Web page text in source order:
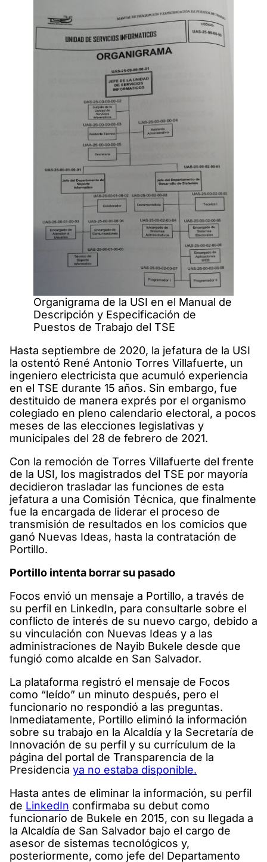
Organigrama de la USI en el Manual de
Descripción y Especificación de
Puestos de Trabajo del TSE
Hasta septiembre de 2020, la jefatura de la USI
la ostentó René Antonio Torres Villafuerte, un
ingeniero electricista que acumuló experiencia
en el TSE durante 15 años. Sin embargo, fue
destituido de manera exprés por el organismo
colegiado en pleno calendario electoral, a pocos
meses de las elecciones legislativas y
municipales del 28 de febrero de 2021.
Con la remoción de Torres Villafuerte del frente
de la USI, los magistrados del TSE por mayoría
decidieron trasladar las funciones de esta
jefatura a una Comisión Técnica, que finalmente
fue la encargada de liderar el proceso de
transmisión de resultados en los comicios que
ganó Nuevas Ideas, hasta la contratación de
Portillo.
Portillo intenta borrar su pasado
Focos envió un mensaje a Portillo, a través de
su perfil en LinkedIn, para consultarle sobre el
conflicto de interés de su nuevo cargo, debido a
su vinculación con Nuevas Ideas y a las
administraciones de Nayib Bukele desde que
fungió como alcalde en San Salvador.
La plataforma registró el mensaje de Focos
como “leído” un minuto después, pero el
funcionario no respondió a las preguntas.
Inmediatamente, Portillo eliminó la información
sobre su trabajo en la Alcaldía y la Secretaría de
Innovación de su perfil y su currículum de la
página del portal de Transparencia de la
Presidencia ya no estaba disponible.
Hasta antes de eliminar la información, su perfil
de LinkedIn confirmaba su debut como
funcionario de Bukele en 2015, con su llegada a
la Alcaldía de San Salvador bajo el cargo de
asesor de sistemas tecnológicos y,
posteriormente, como jefe del Departamento